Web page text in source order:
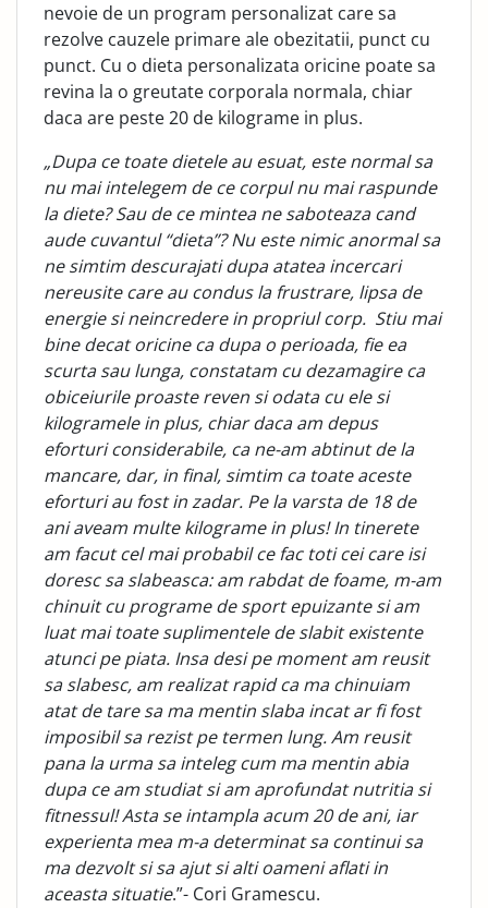
nevoie de un program personalizat care sa
rezolve cauzele primare ale obezitatii, punct cu
punct. Cu o dieta personalizata oricine poate sa
revina la o greutate corporala normala, chiar
daca are peste 20 de kilograme in plus.
„Dupa ce toate dietele au esuat, este normal sa
nu mai intelegem de ce corpul nu mai raspunde
la diete? Sau de ce mintea ne saboteaza cand
aude cuvantul “dieta”? Nu este nimic anormal sa
ne simtim descurajati dupa atatea incercari
nereusite care au condus la frustrare, lipsa de
energie si neincredere in propriul corp. Stiu mai
bine decat oricine ca dupa o perioada, fie ea
scurta sau lunga, constatam cu dezamagire ca
obiceiurile proaste reven si odata cu ele si
kilogramele in plus, chiar daca am depus
eforturi considerabile, ca ne-am abtinut de la
mancare, dar, in final, simtim ca toate aceste
eforturi au fost in zadar. Pe la varsta de 18 de
ani aveam multe kilograme in plus! In tinerete
am facut cel mai probabil ce fac toti cei care isi
doresc sa slabeasca: am rabdat de foame, m-am
chinuit cu programe de sport epuizante si am
luat mai toate suplimentele de slabit existente
atunci pe piata. Insa desi pe moment am reusit
sa slabesc, am realizat rapid ca ma chinuiam
atat de tare sa ma mentin slaba incat ar fi fost
imposibil sa rezist pe termen lung. Am reusit
pana la urma sa inteleg cum ma mentin abia
dupa ce am studiat si am aprofundat nutritia si
fitnessul! Asta se intampla acum 20 de ani, iar
experienta mea m-a determinat sa continui sa
ma dezvolt si sa ajut si alti oameni aflati in
aceasta situatie.”- Cori Gramescu.